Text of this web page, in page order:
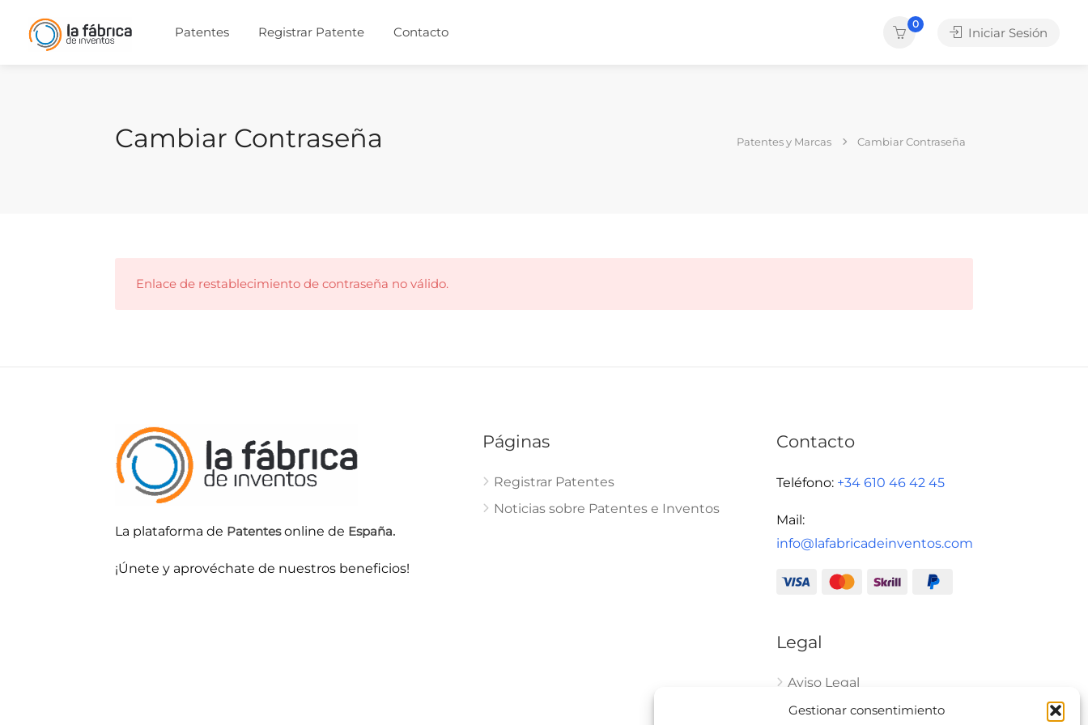
Gestionar consentimiento
Patentes Registrar Patente Contacto
0
Iniciar Sesión
Cambiar Contraseña Patentes y Marcas Cambiar Contraseña
Enlace de restablecimiento de contraseña no válido.
La plataforma de Patentesonline de España.
¡Únete y aprovéchate de nuestros beneficios!
Páginas
Registrar Patentes
Noticias sobre Patentes e Inventos
Contacto
Teléfono: +34 610 46 42 45
Mail:
info@lafabricadeinventos.com
Legal
Aviso Legal
Política de Privacidad